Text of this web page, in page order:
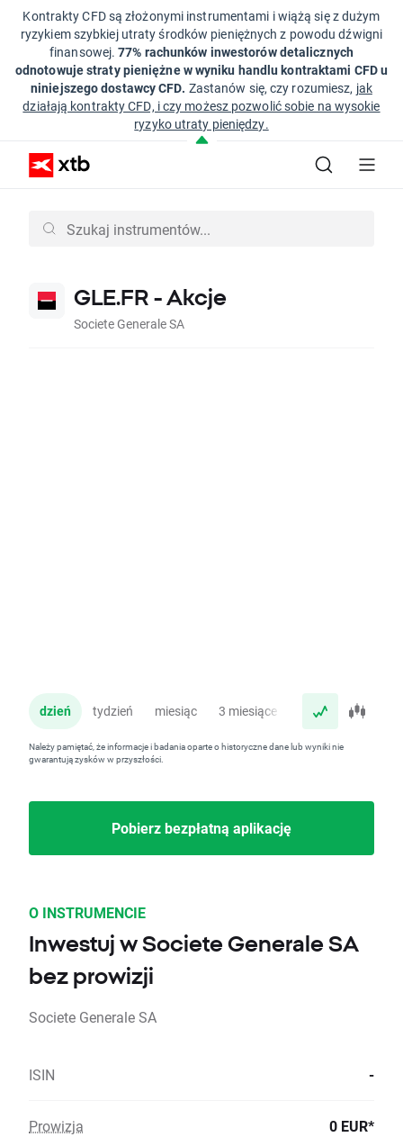
Kontrakty CFD są złożonymi instrumentami i wiążą się z dużym
ryzykiem szybkiej utraty środków pieniężnych z powodu dźwigni
finansowej.77% rachunków inwestorów detalicznych
odnotowuje straty pieniężne w wyniku handlu kontraktami CFD u
niniejszego dostawcy CFD. Zastanów się, czy rozumiesz, jak
działają kontrakty CFD, i czy możesz pozwolić sobie na wysokie
ryzyko utraty pieniędzy.
GLE.FR - Akcje
Societe Generale SA
dzień tydzień miesiąc 3 miesiące rok
Należy pamiętać, że informacje i badania oparte o historyczne dane lub wyniki nie
gwarantują zysków w przyszłości.
Pobierz bezpłatną aplikację
O INSTRUMENCIE
Inwestuj w Societe Generale SA
bez prowizji
Societe Generale SA
ISIN -
Prowizja 0 EUR*